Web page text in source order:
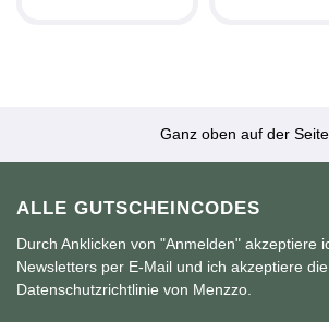
Ganz oben auf der Seite
ALLE GUTSCHEINCODES
Durch Anklicken von "Anmelden" akzeptiere
Newsletters per E-Mail und ich akzeptiere die
Datenschutzrichtlinie von Menzzo.